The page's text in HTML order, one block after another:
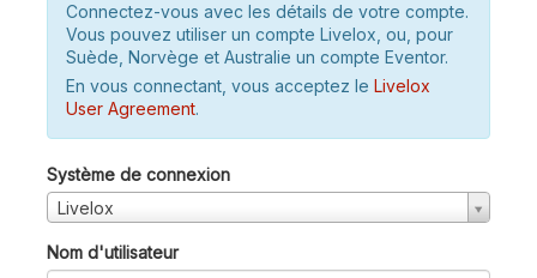
Connectez-vous avec les détails de votre compte.
Vous pouvez utiliser un compte Livelox, ou, pour
Suède, Norvège et Australie un compte Eventor.
En vous connectant, vous acceptez le Livelox
User Agreement.
Système de connexion
Livelox
Nom d'utilisateur